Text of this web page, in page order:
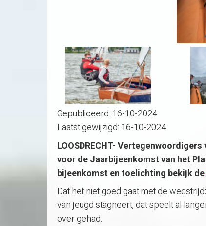
Gepubliceerd: 16-10-2024
Laatst gewijzigd: 16-10-2024
LOOSDRECHT-
voor de Jaarbijeenkomst van het
bijeenkomst en toelichting bekijk de
Dat het niet goed gaat met de
van jeugd stagneert, dat speelt al
over gehad.